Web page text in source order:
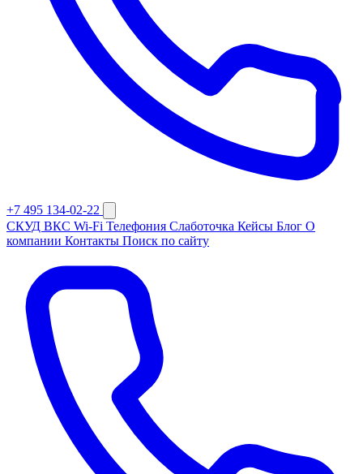
+7 495 134-02-22
СКУД ВКС Wi-Fi Телефония Слаботочка Кейсы Блог О
компании Контакты Поиск по сайту